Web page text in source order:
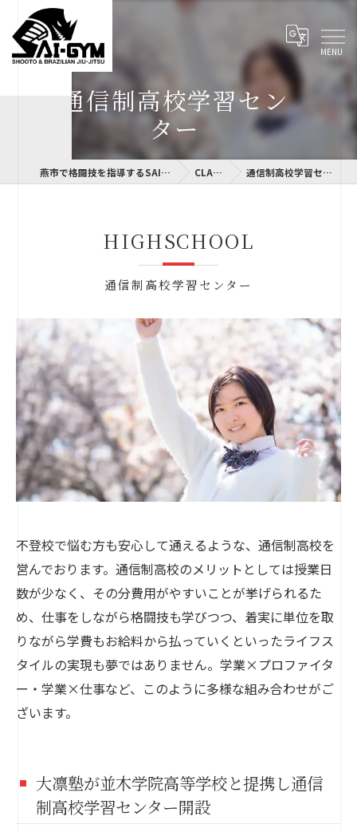
通信制高校学習セン
ター
燕市で格闘技を指導するSAI-GYM CLASS 通信制高校学習センター
通信制高校学習センター
HIGHSCHOOL
不登校で悩む方も安心して通えるような、通信制高校を
営んでおります。通信制高校のメリットとしては授業日
数が少なく、その分費用がやすいことが挙げられるた
め、仕事をしながら格闘技も学びつつ、着実に単位を取
りながら学費もお給料から払っていくといったライフス
タイルの実現も夢ではありません。学業×プロファイタ
ー・学業×仕事など、このように多様な組み合わせがご
ざいます。
大凛塾が並木学院高等学校と提携し通信
制高校学習センター開設